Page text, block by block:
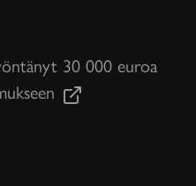
30 000 euroa